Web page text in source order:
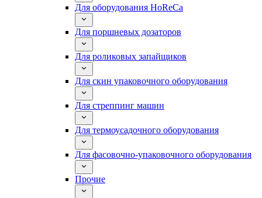
Для оборудования HoReCa
Для поршневых дозаторов
Для роликовых запайщиков
Для скин упаковочного оборудования
Для стреппинг машин
Для термоусадочного оборудования
Для фасовочно-упаковочного оборудования
Прочие